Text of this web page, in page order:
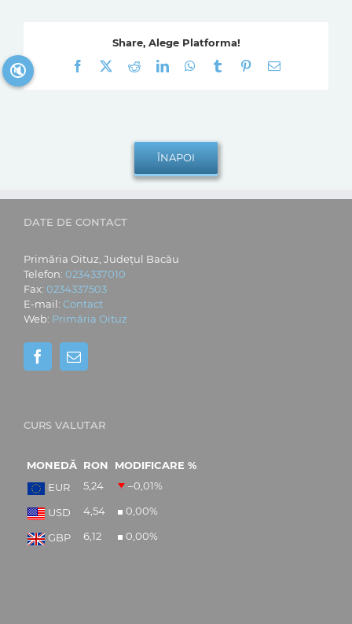
Share, Alege Platforma!
Facebook
RedditLinkedInWhatsApp
Tumblr Pinterest
E-
DATE DE CONTACT
Primăria Oituz, Județul Bacău
Telefon: 0234337010
Fax: 0234337503
E-mail: Contact
Web: Primăria Oituz
CURS VALUTAR
MONEDĂ RON
MODIFICARE %
EUR
5,24 –0,01%
USD 4,54 0,00%
GBP 6,12 0,00%
🔇